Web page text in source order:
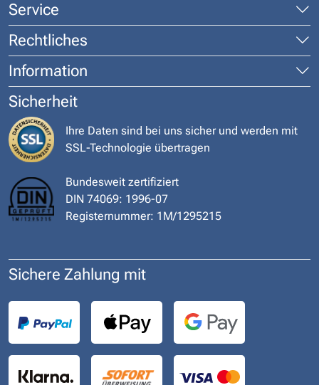
Service
Rechtliches
Information
Sicherheit
Ihre Daten sind bei uns sicher und werden mit
SSL-Technologie übertragen
Bundesweit zertifiziert
DIN 74069: 1996-07
Registernummer: 1M/1295215
Sichere Zahlung mit